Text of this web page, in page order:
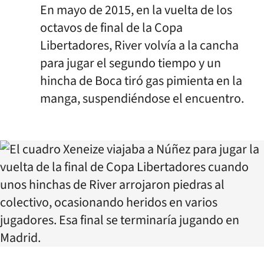
En mayo de 2015, en la vuelta de los
octavos de final de la Copa
Libertadores, River volvía a la cancha
para jugar el segundo tiempo y un
hincha de Boca tiró gas pimienta en la
manga, suspendiéndose el encuentro.